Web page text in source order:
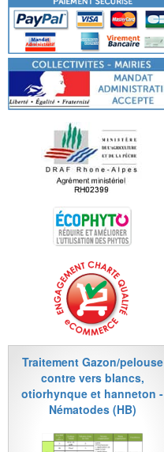
Traitement Gazon/pelouse
contre vers blancs,
otiorhynque et hanneton -
Nématodes (HB)